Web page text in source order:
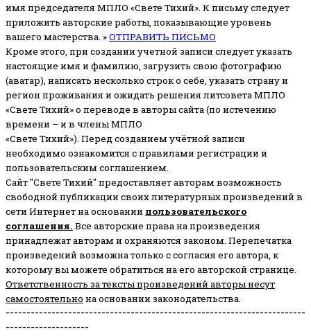
имя председателя МПЛО «Свете Тихий». К письму следует
приложить авторские работы, показывающие уровень
вашего мастерства. »ОТПРАВИТЬ ПИСЬМО
Кроме этого, при создании учетной записи следует указать
настоящие имя и фамилию, загрузить свою фотографию
(аватар), написать несколько строк о себе, указать страну и
регион проживания и ожидать решения литсовета МПЛО
«Свете Тихий» о переводе в авторы сайта (по истечению
времени – и в члены МПЛО
«Свете Тихий»). Перед созданием учётной записи
необходимо ознакомится с правилами регистрации и
пользовательским соглашением.
Сайт "Свете Тихий" предоставляет авторам возможность
свободной публикации своих литературных произведений в
сети Интернет на основании пользовательского
соглашения. Все авторские права на произведения
принадлежат авторам и охраняются законом. Перепечатка
произведений возможна только с согласия его автора, к
которому вы можете обратиться на его авторской странице.
Ответственность за тексты произведений авторы несут
самостоятельно на основании законодательства.
------------------------------------------------------------------------
--------------------